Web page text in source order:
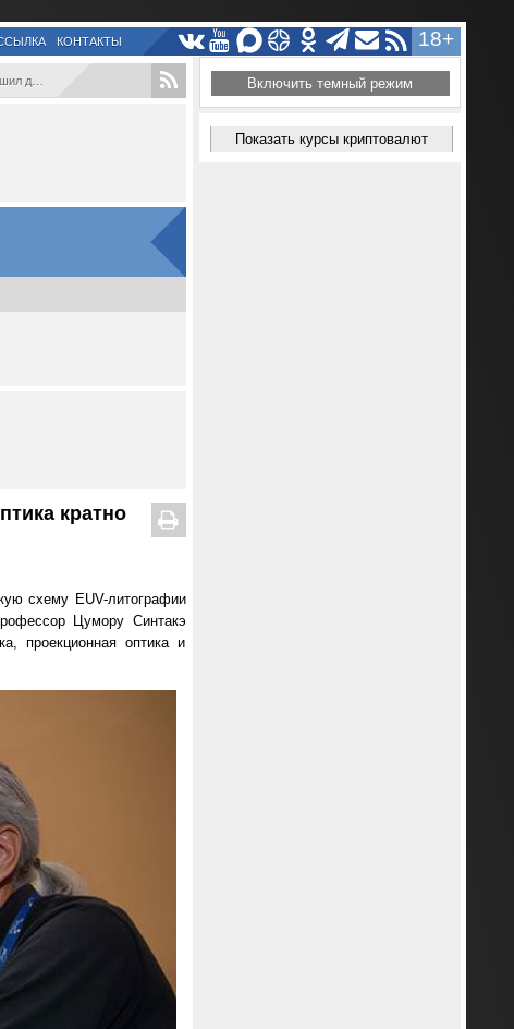
18+
КОНТАКТЫ
EU...
кратно
схему EUV-литографии
Цумору Синтакэ
проекционная оптика и
Включить темный режим
Показать курсы криптовалют